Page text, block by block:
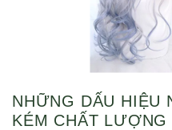
NHỮNG DẤU HIỆU
KÉM CHẤT LƯỢNG